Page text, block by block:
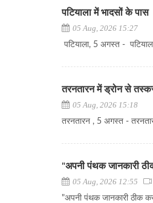
पटियाला में भादसों के
05 Aug, 2026 15:27
पटियाला, 5 अगस्त -
तरनतारन में ड्रोन से
05 Aug, 2026 15:18
तरनतारन , 5 अगस्त -
"अपनी पंथक जानकारी
05 Aug, 2026 12:55
"अपनी पंथक जानकारी ठीक